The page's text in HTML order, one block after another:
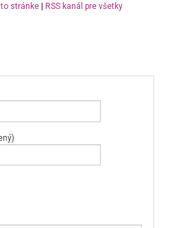
stránke|
RSS kanál pre všetky